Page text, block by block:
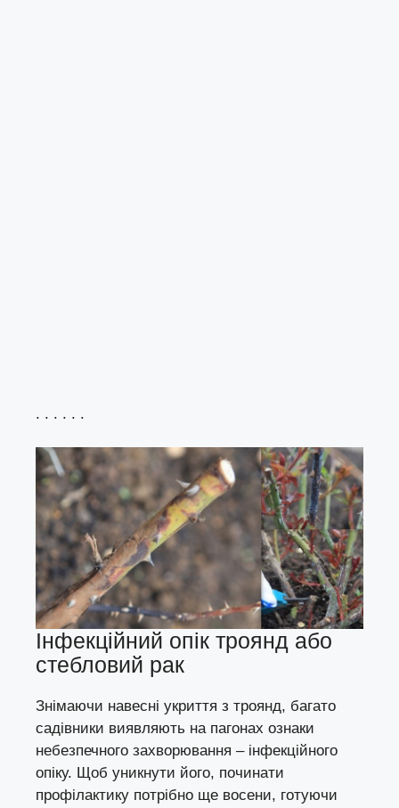
. . . . . .
Інфекційний опік троянд або
стебловий рак
Знімаючи навесні укриття з троянд, багато
садівники виявляють на пагонах ознаки
небезпечного захворювання – інфекційного
опіку. Щоб уникнути його, починати
профілактику потрібно ще восени, готуючи